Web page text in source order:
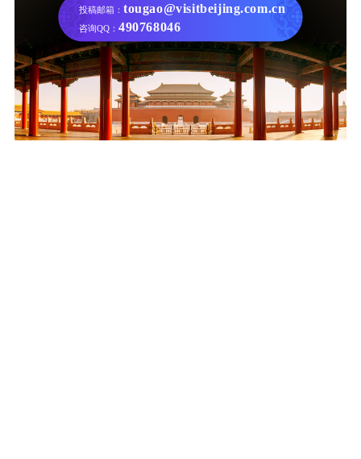
投稿邮箱： tougao@visitbeijing.com.cn
咨询QQ： 490768046